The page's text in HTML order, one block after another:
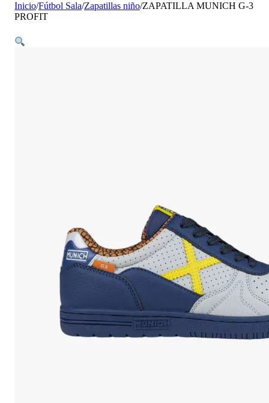
Inicio/Fútbol Sala/Zapatillas niño/ZAPATILLA MUNICH G-3
PROFIT